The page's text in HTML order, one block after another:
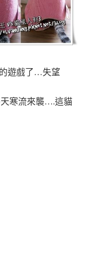
遊戲了…失望
寒流來襲….這貓